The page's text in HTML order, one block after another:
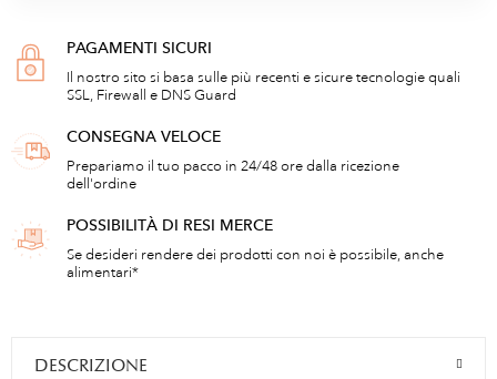
PAGAMENTI SICURI
Il nostro sito si basa sulle più recenti e sicure tecnologie quali
SSL, Firewall e DNS Guard
CONSEGNA VELOCE
Prepariamo il tuo pacco in 24/48 ore dalla ricezione
dell'ordine
POSSIBILITÀ DI RESI MERCE
Se desideri rendere dei prodotti con noi è possibile, anche
alimentari*
DESCRIZIONE